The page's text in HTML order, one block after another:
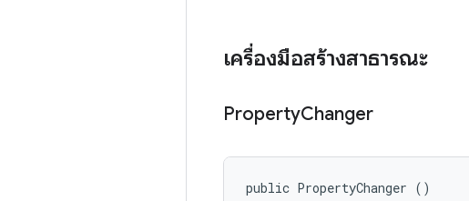
เครื่องมือสร้างสาธารณะ
PropertyChanger
public PropertyChanger ()